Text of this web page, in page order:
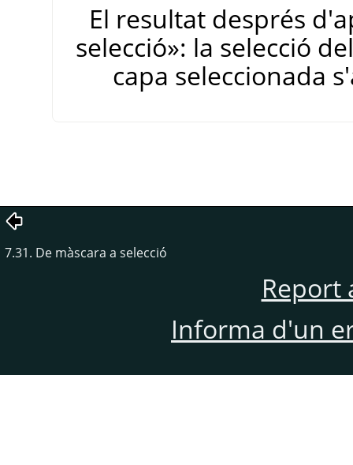
El resultat després
selecció»: la selecció
capa seleccionada
7.31. De màscara a selecció
Report
Informa d'un